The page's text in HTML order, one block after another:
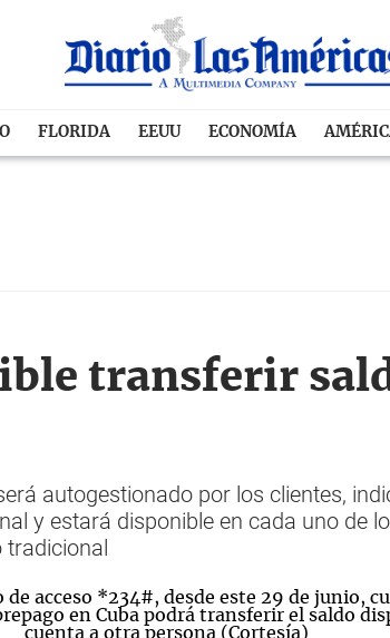
FLORIDA EEUU ECONOMÍA
transferir
autogestionado por los clientes,
y estará disponible en cada uno de
tradicional